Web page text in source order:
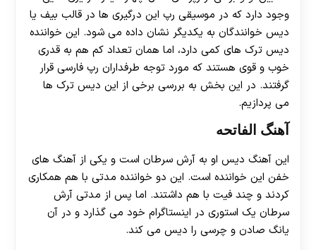
وجود دارد که در موسیقی رپ این درگیری ها در قالب بیف یا
دیس خوانندگان به یکدیگر نشان داده می شود. این خواننده
دیس ترک های کمی دارد، اما همان تعداد کم هم به قدری
خوب و قوی هستند که مورد توجه طرفداران رپ فارسی قرار
گرفتند. در این بخش به بررسی برخی از این دیس ترک ها
می پردازیم.
آهنگ الفاتحه
این آهنگ دیس او به آرش سرطان است و یکی از آهنگ های
خفن این خواننده است. این دو خواننده مدتی با هم همکاری
کردند و چند فیت با هم داشتند. اما پس از مدتی آرش
سرطان یک استوری در اینستاگرام خود می گذارد و در آن
یانگ صادن و چرسی را دیس می کند.